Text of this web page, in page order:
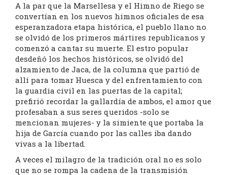
A la par que la Marsellesa y el Himno de Riego se
convertían en los nuevos himnos oficiales de esa
esperanzadora etapa histórica, el pueblo llano no
se olvidó de los primeros mártires republicanos y
comenzó a cantar su muerte. El estro popular
desdeñó los hechos históricos, se olvidó del
alzamiento de Jaca, de la columna que partió de
allí para tomar Huesca y del enfrentamiento con
la guardia civil en las puertas de la capital;
prefirió recordar la gallardía de ambos, el amor que
profesaban a sus seres queridos -solo se
mencionan mujeres- y la simiente que portaba la
hija de García cuando por las calles iba dando
vivas a la libertad.
A veces el milagro de la tradición oral no es solo
que no se rompa la cadena de la transmisión